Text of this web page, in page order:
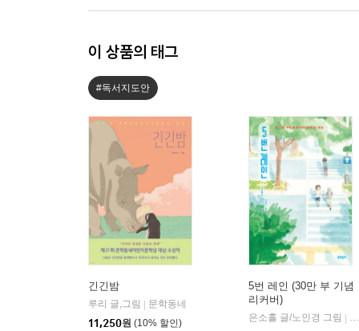
이 상품의 태그
#독서지도안
긴긴밤
루리 글,그림
문학동네
11,250원 (10% 할인)
5번 레인 (30만 부 기념
리커버)
은소홀 글/노인경 그림